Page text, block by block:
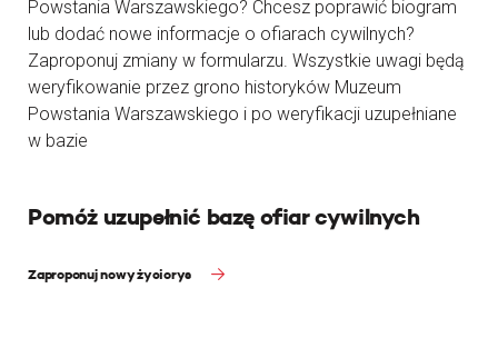
Powstania Warszawskiego? Chcesz poprawić biogram
lub dodać nowe informacje o ofiarach cywilnych?
Zaproponuj zmiany w formularzu. Wszystkie uwagi będą
weryfikowanie przez grono historyków Muzeum
Powstania Warszawskiego i po weryfikacji uzupełniane
w bazie
Pomóż uzupełnić bazę ofiar cywilnych
Zaproponuj nowy życiorys